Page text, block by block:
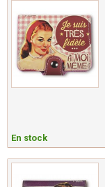
En stock